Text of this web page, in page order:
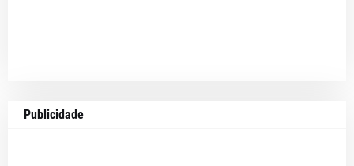
Publicidade